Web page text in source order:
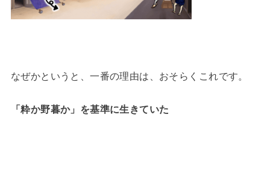
なぜかというと、一番の理由は、おそらくこれです。
「粋か野暮か」を基準に生きていた